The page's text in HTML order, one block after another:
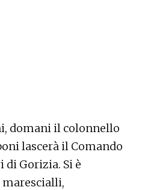
domani il colonnello
lascerà il Comando
di Gorizia. Si è
marescialli,